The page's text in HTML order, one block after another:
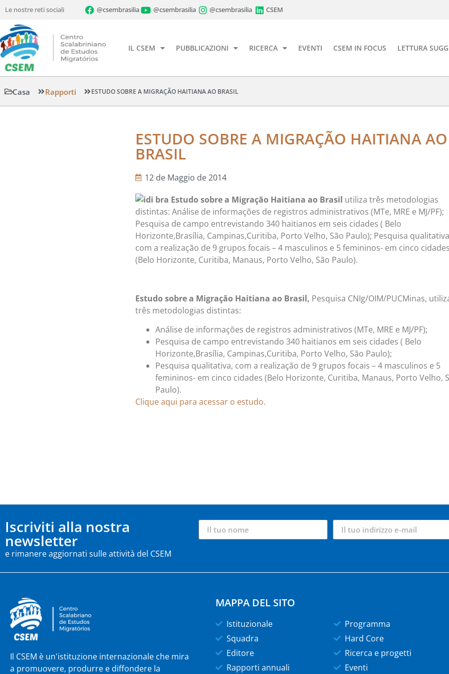
Le nostre reti sociali @csembrasilia @csembrasilia @csembrasilia CSEM
IL CSEM PUBBLICAZIONI RICERCA EVENTI CSEM IN FOCUS LETTURA
Casa Rapporti ESTUDO SOBRE A MIGRAÇÃO HAITIANA AO BRASIL
ESTUDO SOBRE A MIGRAÇÃO HAITIANA AO
BRASIL
12 de Maggio de 2014
Estudo sobre a Migração Haitiana ao Brasil utiliza três metodologias
distintas: Análise de informações de registros administrativos (MTe, MRE e MJ/PF);
Pesquisa de campo entrevistando 340 haitianos em seis cidades ( Belo
Horizonte,Brasília, Campinas,Curitiba, Porto Velho, São Paulo); Pesquisa
com a realização de 9 grupos focais – 4 masculinos e 5 femininos- em cinco cidades
(Belo Horizonte, Curitiba, Manaus, Porto Velho, São Paulo).
Estudo sobre a Migração Haitiana ao Brasil, Pesquisa CNIg/OIM/PUCMinas,
três metodologias distintas:
Análise de informações de registros administrativos (MTe, MRE e MJ/PF);
Pesquisa de campo entrevistando 340 haitianos em seis cidades ( Belo
Horizonte,Brasília, Campinas,Curitiba, Porto Velho, São Paulo);
Pesquisa qualitativa, com a realização de 9 grupos focais – 4 masculinos e 5
femininos- em cinco cidades (Belo Horizonte, Curitiba, Manaus, Porto Velho,
Paulo).
Clique aqui para acessar o estudo.
Iscriviti alla nostra
newsletter
e rimanere aggiornati sulle attività del CSEM
Il CSEM è un'istituzione internazionale che mira
a promuovere, produrre e diffondere la
MAPPA DEL SITO
Istituzionale
Squadra
Editore
Rapporti annuali
Programma
Hard Core
Ricerca e progetti
Eventi